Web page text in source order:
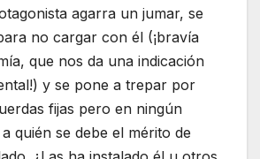
agarra un jumar, se
no cargar con él (¡bravía
que nos da una indicación
y se pone a trepar por
fijas pero en ningún
quién se debe el mérito de